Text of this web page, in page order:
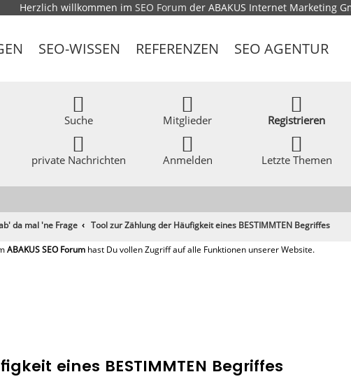
Herzlich willkommen im SEO Forum der ABAKUS Internet Marketing
SEO-WISSEN REFERENZEN SEO AGENTUR
Suche
private Nachrichten
Mitglieder
Anmelden
Registrieren
Letzte Themen
da mal 'ne Frage Tool zur Zählung der Häufigkeit eines BESTIMMTEN Begriffes
eines BESTIMMTEN Begriffes